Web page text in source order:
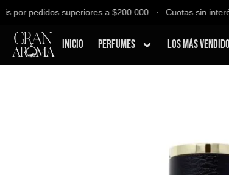
pedidos superiores a $200.000 ∙ Cuotas sin interés
Inicio Perfumes Los Más